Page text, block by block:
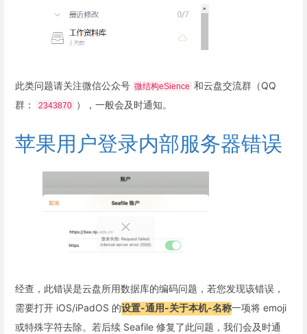
此类问题请关注微信公众号 微结构eSience 和云盘交流群（QQ
群：
2343870 ），一般会及时通知。
苹果用户登录内部服务器错误
经查，此错误是云盘所用数据库的编码问题，若您发现该错误，
需要打开 iOS/iPadOS 的设置-通用-关于本机-名称一项将 emoji
或特殊字符去除。若后续 Seafile 修复了此问题，我们会及时通